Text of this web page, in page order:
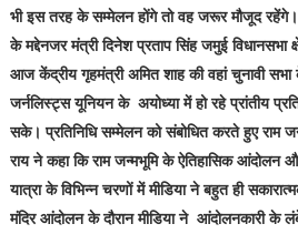
भी इस तरह के सम्मेलन होंगे तो वह जरूर मौजूद
के मद्देनजर मंत्री दिनेश प्रताप सिंह जमुई विधानसभा
आज केंद्रीय गृहमंत्री अमित शाह की वहां चुनावी
जर्नलिस्ट्स यूनियन के अयोध्या में हो रहे प्रांतीय
सके। प्रतिनिधि सम्मेलन को संबोधित करते हुए राम
राय ने कहा कि राम जन्मभूमि के ऐतिहासिक आंदोलन
यात्रा के विभिन्न चरणों में मीडिया ने बहुत ही
मंदिर आंदोलन के दौरान मीडिया ने आंदोलनकारी के